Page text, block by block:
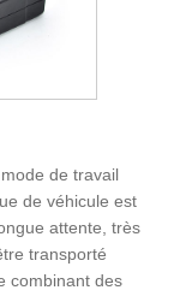
de travail
de véhicule est
attente, très
transporté
combinant des